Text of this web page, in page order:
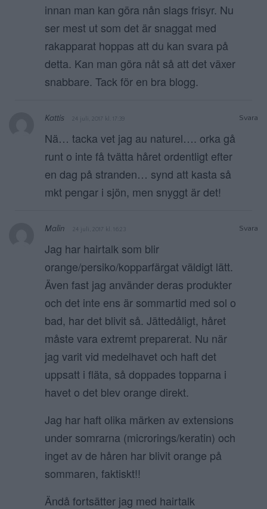
innan man kan göra nån slags frisyr. Nu
ser mest ut som det är snaggat med
rakapparat hoppas att du kan svara på
detta. Kan man göra nåt så att det växer
snabbare. Tack för en bra blogg.
Svara
Kattis 24 juli, 2017 kl. 17:39
Nä… tacka vet jag au naturel…. orka gå
runt o inte få tvätta håret ordentligt efter
en dag på stranden… synd att kasta så
mkt pengar i sjön, men snyggt är det!
Svara
Malin 24 juli, 2017 kl. 16:23
Jag har hairtalk som blir
orange/persiko/kopparfärgat väldigt lätt.
Även fast jag använder deras produkter
och det inte ens är sommartid med sol o
bad, har det blivit så. Jättedåligt, håret
måste vara extremt preparerat. Nu när
jag varit vid medelhavet och haft det
uppsatt i fläta, så doppades topparna i
havet o det blev orange direkt.
Jag har haft olika märken av extensions
under somrarna (microrings/keratin) och
inget av de håren har blivit orange på
sommaren, faktiskt!!
Ändå fortsätter jag med hairtalk